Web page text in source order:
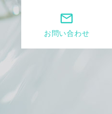
mail_outline
お問い合わせ